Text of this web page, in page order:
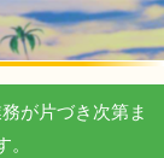
が片づき次第ま